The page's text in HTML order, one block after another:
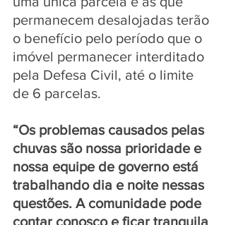
permanecem desalojadas terão
o benefício pelo período que o
imóvel permanecer interditado
pela Defesa Civil, até o limite
de 6 parcelas.
“Os problemas causados pelas
chuvas são nossa prioridade e
nossa equipe de governo está
trabalhando dia e noite nessas
questões. A comunidade pode
contar conosco e ficar tranquila